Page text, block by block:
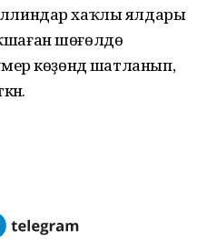
хаҡлы ялдары
шөғөлдө
көҙөндә шатланып,